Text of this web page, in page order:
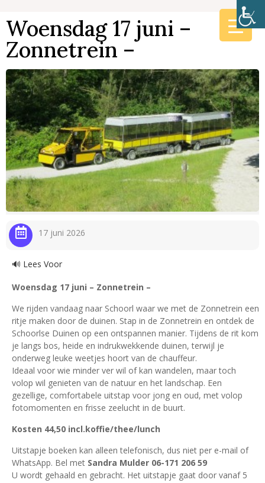
Woensdag 17 juni –
Zonnetrein –
17 juni 2026
🔊 Lees Voor
Woensdag 17 juni – Zonnetrein –
We rijden vandaag naar Schoorl waar we met de Zonnetrein een
ritje maken door de duinen. Stap in de Zonnetrein en ontdek de
Schoorlse Duinen op een ontspannen manier. Tijdens de rit kom
je langs bos, heide en indrukwekkende duinen, terwijl je
onderweg leuke weetjes hoort van de chauffeur.
Ideaal voor wie minder ver wil of kan wandelen, maar toch
volop wil genieten van de natuur en het landschap. Een
gezellige, comfortabele uitstap voor jong en oud, met volop
fotomomenten en frisse zeelucht in de buurt.
Kosten 44,50 incl.koffie/thee/lunch
Uitstapje boeken kan alleen telefonisch, dus niet per e-mail of
WhatsApp. Bel met Sandra Mulder 06-171 206 59
U wordt gehaald en gebracht. Het uitstapje gaat door vanaf 5